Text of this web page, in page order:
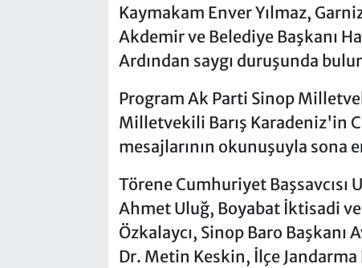
Kaymakam Enver Yılmaz,
Akdemir ve Belediye Başkanı
Ardından saygı duruşunda
Program Ak Parti Sinop
Milletvekili Barış Karadeniz'in
mesajlarının okunuşuyla sona
Törene Cumhuriyet Başsavcısı
Ahmet Uluğ, Boyabat İktisadi
Özkalaycı, Sinop Baro
Dr. Metin Keskin, İlçe Jandarma